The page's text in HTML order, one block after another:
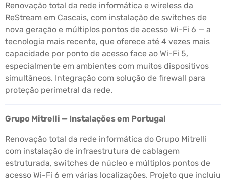
Renovação total da rede informática e wireless da
ReStream em Cascais, com instalação de switches de
nova geração e múltiplos pontos de acesso Wi-Fi 6 — a
tecnologia mais recente, que oferece até 4 vezes mais
capacidade por ponto de acesso face ao Wi-Fi 5,
especialmente em ambientes com muitos dispositivos
simultâneos. Integração com solução de firewall para
proteção perimetral da rede.
Grupo Mitrelli — Instalações em Portugal
Renovação total da rede informática do Grupo Mitrelli
com instalação de infraestrutura de cablagem
estruturada, switches de núcleo e múltiplos pontos de
acesso Wi-Fi 6 em várias localizações. Projeto que incluiu